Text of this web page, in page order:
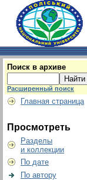
Поиск в архиве
Расширенный поиск
Главная страница
Просмотреть
Разделы
и коллекции
По дате
По автору